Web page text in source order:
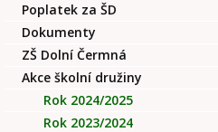
Poplatek za ŠD
Dokumenty
ZŠ Dolní Čermná
Akce školní družiny
Rok 2024/2025
Rok 2023/2024